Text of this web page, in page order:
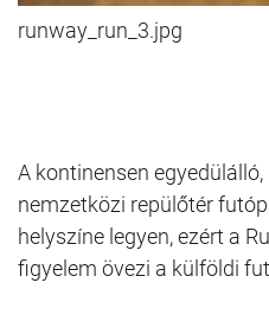
runway_run_3.jpg
A kontinensen
nemzetközi repülőtér
helyszíne legyen, ezért a
figyelem övezi a külföldi